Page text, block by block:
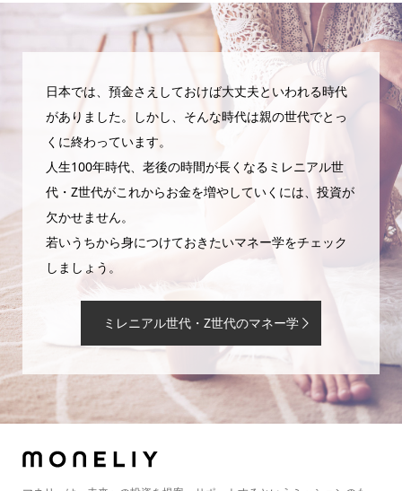
日本では、預金さえしておけば大丈夫といわれる時代
がありました。しかし、そんな時代は親の世代でとっ
くに終わっています。
人生100年時代、老後の時間が長くなるミレニアル世
代・Z世代がこれからお金を増やしていくには、投資が
欠かせません。
若いうちから身につけておきたいマネー学をチェック
しましょう。
ミレニアル世代・Z世代のマネー学